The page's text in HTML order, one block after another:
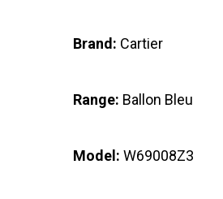
Brand: Cartier
Range: Ballon Bleu
Model: W69008Z3